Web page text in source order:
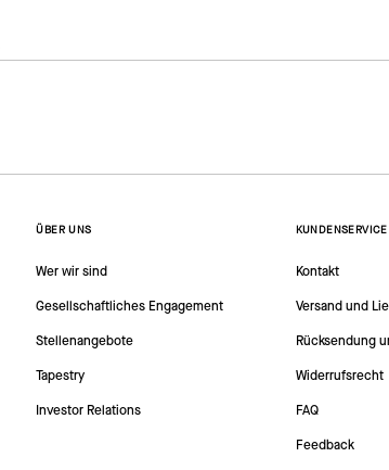
ÜBER UNS
Wer wir sind
Gesellschaftliches Engagement
Stellenangebote
Tapestry
Investor Relations
KUNDENSERVICE
Kontakt
Versand und
Rücksendung
Widerrufsrecht
FAQ
Feedback